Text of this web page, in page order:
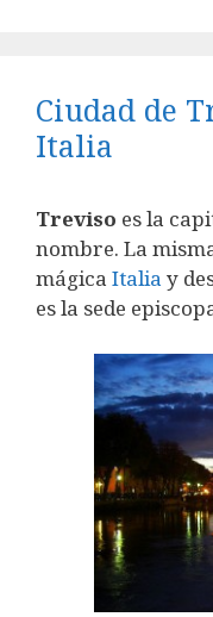
Ciudad de
Italia
Treviso es la
nombre. La
mágica Italia y
es la sede